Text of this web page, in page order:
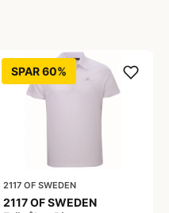
SPAR 60%
2117 OF SWEDEN
2117 OF SWEDEN